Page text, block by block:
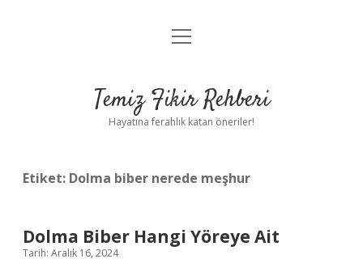
Anasayfa
Yasal Uyarı
menüyü
Temiz Fikir Rehberi
Hayatına ferahlık katan öneriler!
Etiket: Dolma biber nerede meşhur
Dolma Biber Hangi Yöreye Ait
Tarih: Aralık 16, 2024